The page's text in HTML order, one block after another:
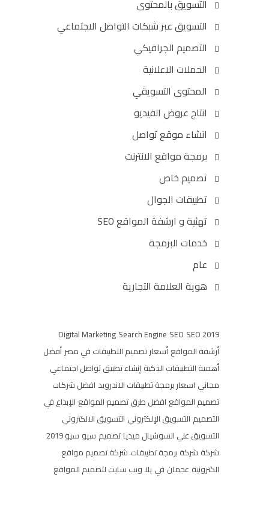
التسويق بالمحتوى
التسويق عبر شبكات التواصل الاجتماعي
التصميم الجرافيكي
الحملات الاعلانية
المحتوى التسويقي
انتاج عروض الفيديو
انشاء موقع تواصل
برمجة مواقع الانترنت
تصميم خاص
تطبيقات الجوال
تهئية و ارشفة المواقع SEO
خدمات البرمجة
عام
هوية العلامة التجارية
Digital Marketing Search Engine SEO SEO 2019
أرشفة المواقع أسعار تصميم التطبيقات في مصر أفضل
أهمية التطبيقات الذكية إنشاء تطبيق تواصل اجتماعي
مجاني اسعار برمجة تطبيقات الاندرويد افضل شركات
تصميم المواقع افضل طرق تصميم المواقع الإبداع في
التصميم التسويق الإلكتروني التسويق الالكتروني
التسويق علي السوشيال ميديا تصميم سيو سيو 2019
شركة شركة برمجة تطبيقات شركة تصميم مواقع
الكترونية عجمان في يلا ويب سايت لتصميم المواقع